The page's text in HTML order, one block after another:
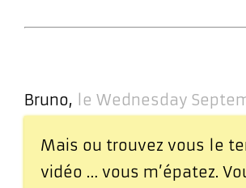
Bruno, le Wednesday
Mais ou trouvez vous le
vidéo … vous m’épatez.